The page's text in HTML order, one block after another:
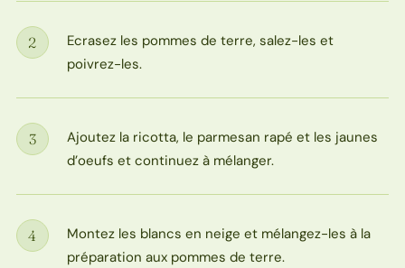
Étape
2
Ecrasez les pommes de terre, salez-les et
poivrez-les.
Étape
3
Ajoutez la ricotta, le parmesan rapé et les jaunes
d’oeufs et continuez à mélanger.
Étape
4
Montez les blancs en neige et mélangez-les à la
préparation aux pommes de terre.